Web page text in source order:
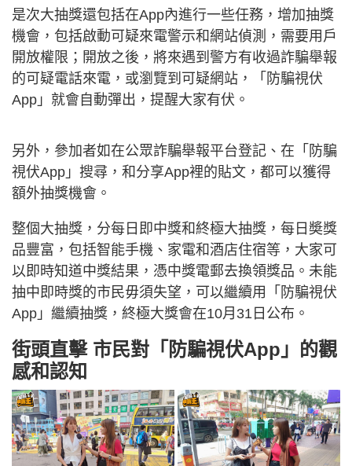
是次大抽獎還包括在App內進行一些任務，增加抽獎
機會，包括啟動可疑來電警示和網站偵測，需要用戶
開放權限；開放之後，將來遇到警方有收過詐騙舉報
的可疑電話來電，或瀏覽到可疑網站，「防騙視伏
App」就會自動彈出，提醒大家有伏。
另外，參加者如在公眾詐騙舉報平台登記、在「防騙
視伏App」搜尋，和分享App裡的貼文，都可以獲得
額外抽獎機會。
整個大抽獎，分每日即中獎和終極大抽獎，每日奬獎
品豐富，包括智能手機、家電和酒店住宿等，大家可
以即時知道中獎結果，憑中獎電郵去換領獎品。未能
抽中即時獎的市民毋須失望，可以繼續用「防騙視伏
App」繼續抽獎，終極大獎會在10月31日公布。
街頭直擊 市民對「防騙視伏App」的觀
感和認知